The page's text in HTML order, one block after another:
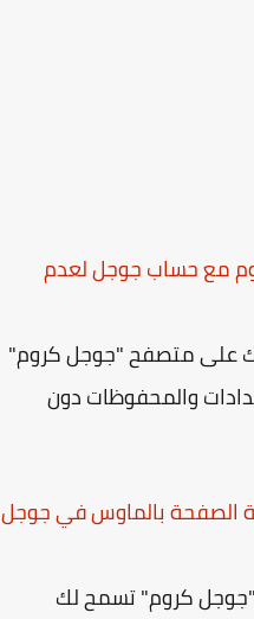
مع حساب جوجل لعدم
على متصفح "جوجل كروم"
والمحفوظات دون
الصفحة بالماوس في جوجل
كروم" تسمح لك